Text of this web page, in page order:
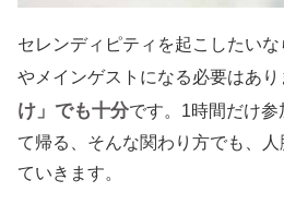
セレンディピティを起こしたい
やメインゲストになる必要はあり
け」でも十分です。1時間だけ
て帰る、そんな関わり方でも、
ていきます。